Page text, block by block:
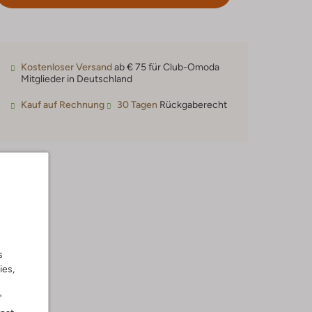
Kostenloser Versandab € 75 für Club-Omoda
Mitglieder in Deutschland
Kauf auf Rechnung 30 Tagen Rückgaberecht